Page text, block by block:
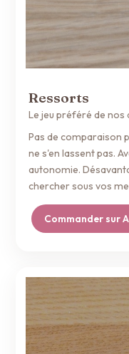
Ressorts
Le jeu préféré de nos
Pas de comparaison
ne s'en lassent pas.
autonomie.
chercher sous vos
Commander sur